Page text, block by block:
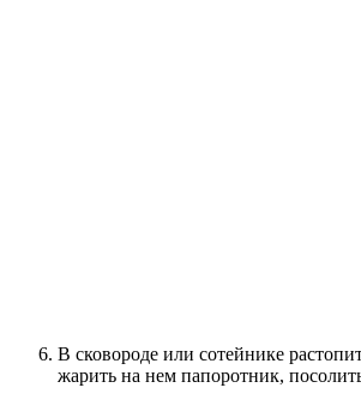
В сковороде или сотейнике
жарить на нем папоротник,